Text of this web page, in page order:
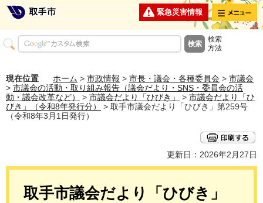
緊急災害情報 メニュー
検索
方法
現在位置 ホーム > 市政情報 > 市長・議会・各種委員会 > 市議会
> 市議会の活動・取り組み報告（議会だより・SNS・委員会の活
動・議会改革など）
> 市議会だより「ひびき」 > 市議会だより「ひ
びき」（令和8年発行分）
> 取手市議会だより「ひびき」第259号
（令和8年3月1日発行）
更新日：2026年2月27日
取手市議会だより「ひびき」